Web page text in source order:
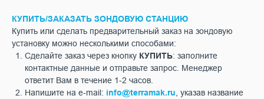
КУПИТЬ/ЗАКАЗАТЬ ЗОНДОВУЮ СТАНЦИЮ
Купить или сделать предварительный заказ на зондовую
установку можно несколькими способами:
Сделайте заказ через кнопку КУПИТЬ: заполните
контактные данные и отправьте запрос. Менеджер
ответит Вам в течение 1-2 часов.
Напишите на e-mail: info@terramak.ru , указав название